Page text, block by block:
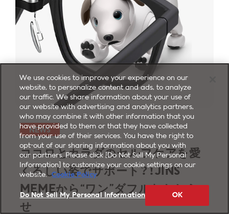
NEWS
ココロとカラダのセルフケアを愛
くるしい姿でサポート？！JINS
MEMEから“ワン”ダフルなおしら
せ
We use cookies to improve your experience on our
website, to personalize content and ads, to analyze
our traffic. We share information about your use of
our website with advertising and analytics partners,
who may combine it with other information that you
have provided to them or that they have collected
from your use of their services. You have the right to
opt-out of our sharing information about you with
our partners. Please click [Do Not Sell My Personal
Information] to customize your cookie settings on our
website. Cookie Policy
Do Not Sell My Personal Information OK